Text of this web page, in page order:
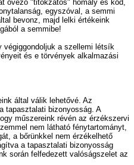
övező "titokzatos" homály és köd,
egyszóval, a semmi
bevonz, majd lelki értékeink
a semmibe!
végiggondoljuk a szellemi létsík
és e törvények alkalmazási
által válik lehetővé. Az
tapasztalati bizonyosság. A
műszereink révén az érzékszervi
nem látható fénytartományt,
a bőrünkkel nem érzékelhető
a tapasztalati bizonyosság
során felfedezett valóságszelet az